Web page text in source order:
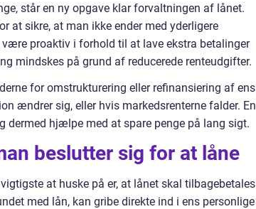
står en ny opgave klar forvaltningen af lånet.
at sikre, at man ikke ender med yderligere
proaktiv i forhold til at lave ekstra betalinger
mindskes på grund af reducerede renteudgifter.
for omstrukturering eller refinansiering af ens
ændrer sig, eller hvis markedsrenterne falder. En
hjælpe med at spare penge på lang sigt.
beslutter sig for at låne
at huske på er, at lånet skal tilbagebetales
med lån, kan gribe direkte ind i ens personlige